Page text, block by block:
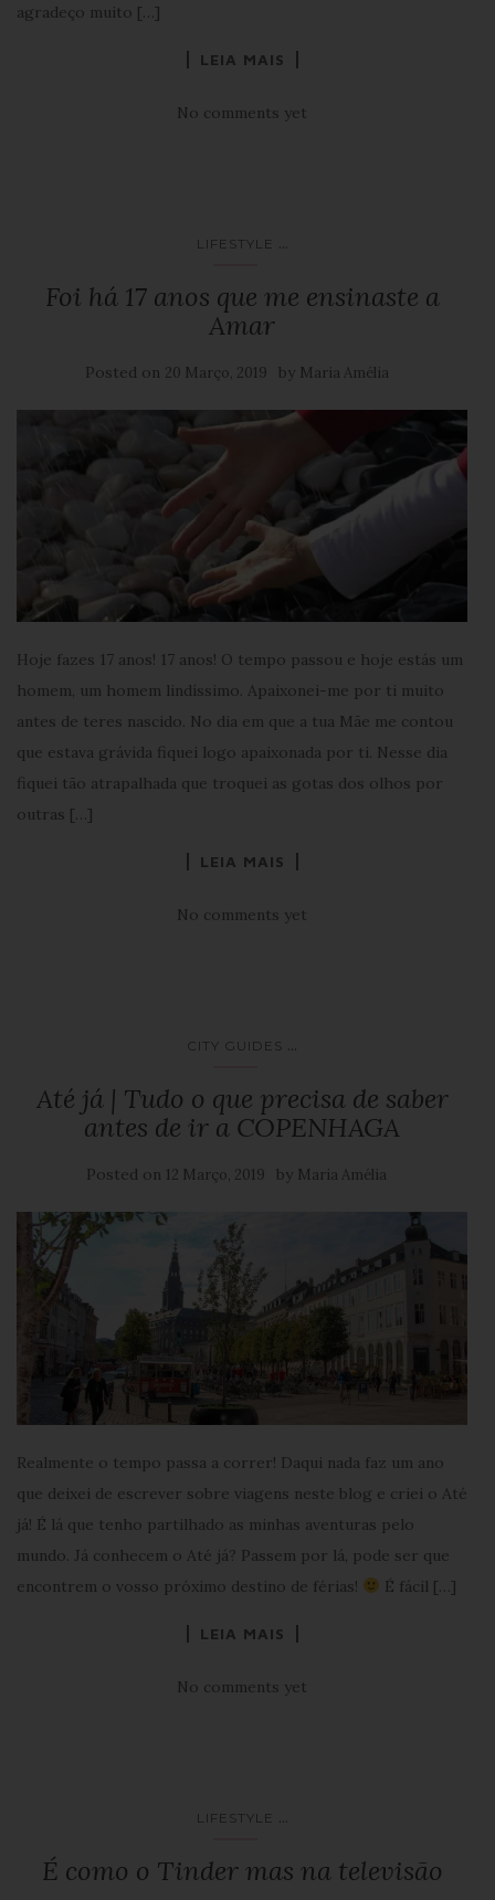
agradeço muito […]
LEIA MAIS
No comments yet
LIFESTYLE
Foi há 17 anos que me ensinaste a
Amar
Posted on 20 Março, 2019 by Maria Amélia
Hoje fazes 17 anos! 17 anos! O tempo passou e hoje estás um
homem, um homem lindíssimo. Apaixonei-me por ti muito
antes de teres nascido. No dia em que a tua Mãe me contou
que estava grávida fiquei logo apaixonada por ti. Nesse dia
fiquei tão atrapalhada que troquei as gotas dos olhos por
outras […]
LEIA MAIS
No comments yet
CITY GUIDES ...
Até já | Tudo o que precisa de saber
antes de ir a COPENHAGA
Posted on 12 Março, 2019 by Maria Amélia
Realmente o tempo passa a correr! Daqui nada faz um ano
que deixei de escrever sobre viagens neste blog e criei o Até
já! É lá que tenho partilhado as minhas aventuras pelo
mundo. Já conhecem o Até já? Passem por lá, pode ser que
encontrem o vosso próximo destino de férias!
É fácil […]
LEIA MAIS
No comments yet
LIFESTYLE
É como o Tinder mas na televisão